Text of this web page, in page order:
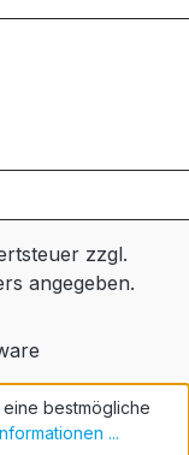
zzgl.
angegeben.
bestmögliche
...